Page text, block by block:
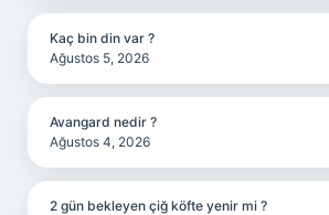
Kaç bin din var ?
Ağustos 5, 2026
Avangard nedir ?
Ağustos 4, 2026
2 gün bekleyen çiğ köfte yenir mi ?